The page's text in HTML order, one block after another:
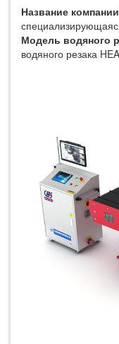
Название компании
Модель водяного
водяного резака